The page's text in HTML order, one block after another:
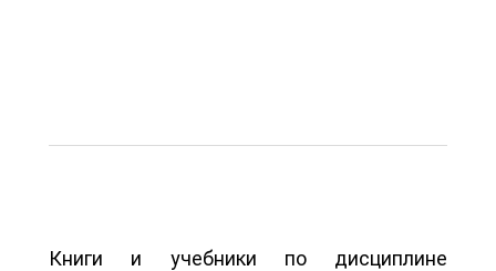
Книги и учебники по дисциплине